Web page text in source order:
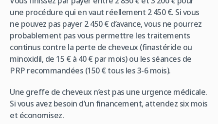
une procédure qui en vaut réellement 2 450 €. Si vous
ne pouvez pas payer 2 450 € d’avance, vous ne pourrez
probablement pas vous permettre les traitements
continus contre la perte de cheveux (finastéride ou
minoxidil, de 15 € à 40 € par mois) ou les séances de
PRP recommandées (150 € tous les 3-6 mois).
Une greffe de cheveux n’est pas une urgence médicale.
Si vous avez besoin d’un financement, attendez six mois
et économisez.